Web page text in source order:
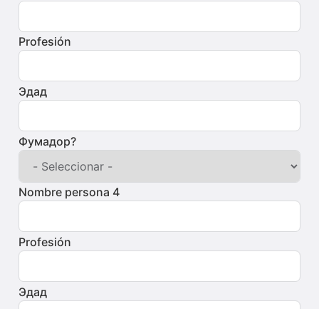
Profesión
Эдад
Фумадор?
Nombre persona 4
Profesión
Эдад